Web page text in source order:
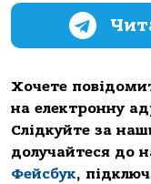
Хочете
на електронну
Слідкуйте за
долучайтеся до
Фейсбук,